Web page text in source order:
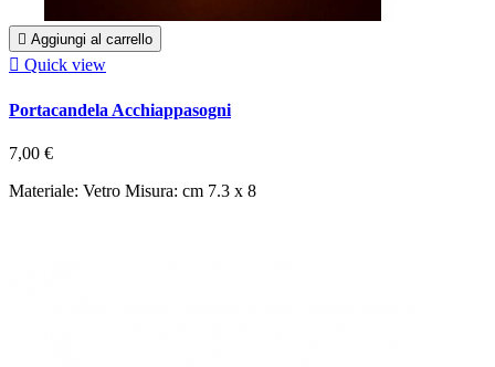
 Aggiungi al carrello
 Quick view
Portacandela Acchiappasogni
7,00 €
Materiale: Vetro Misura: cm 7.3 x 8